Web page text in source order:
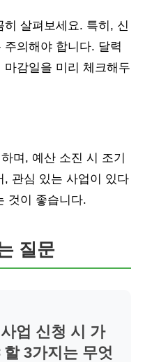
살펴보세요. 특히, 신
의해야 합니다. 달력
감일을 미리 체크해두
며, 예산 소진 시 조기
, 관심 있는 사업이 있다
것이 좋습니다.
질문
업 신청 시 가
3가지는 무엇